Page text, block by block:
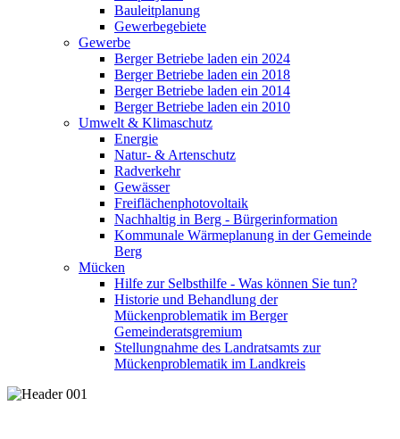
Bauleitplanung
Gewerbegebiete
Gewerbe
Berger Betriebe laden ein 2024
Berger Betriebe laden ein 2018
Berger Betriebe laden ein 2014
Berger Betriebe laden ein 2010
Umwelt & Klimaschutz
Energie
Natur- & Artenschutz
Radverkehr
Gewässer
Freiflächenphotovoltaik
Nachhaltig in Berg - Bürgerinformation
Kommunale Wärmeplanung in der Gemeinde
Berg
Mücken
Hilfe zur Selbsthilfe - Was können Sie tun?
Historie und Behandlung der
Mückenproblematik im Berger
Gemeinderatsgremium
Stellungnahme des Landratsamts zur
Mückenproblematik im Landkreis